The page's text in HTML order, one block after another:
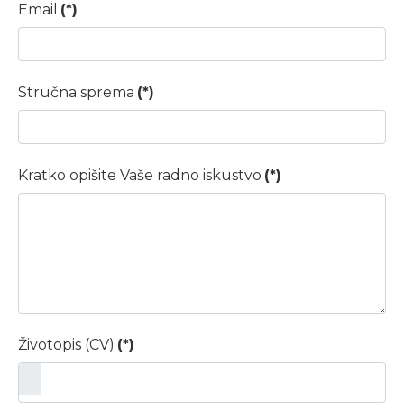
Email (*)
Stručna sprema (*)
Kratko opišite Vaše radno iskustvo (*)
Životopis (CV) (*)